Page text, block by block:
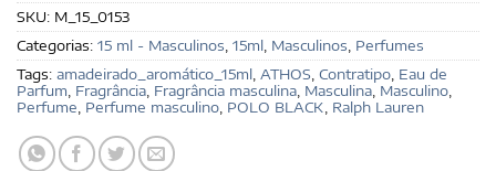
SKU: M_15_0153
Categorias: 15 ml - Masculinos 15ml Masculinos Perfumes
Tags: amadeirado_aromático_15ml ATHOS Contratipo Eau de
Parfum Fragrância Fragrância masculina Masculina Masculino
Perfume Perfume masculino POLO BLACK Ralph Lauren